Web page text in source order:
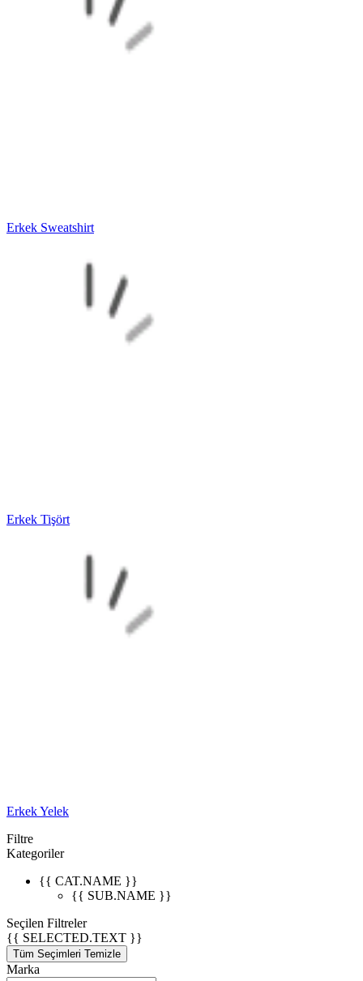
Erkek Sweatshirt
Erkek Tişört
Erkek Yelek
Filtre
Kategoriler
{{ CAT.NAME }}
{{ SUB.NAME }}
Seçilen Filtreler
{{ SELECTED.TEXT }}
Tüm Seçimleri Temizle
Marka